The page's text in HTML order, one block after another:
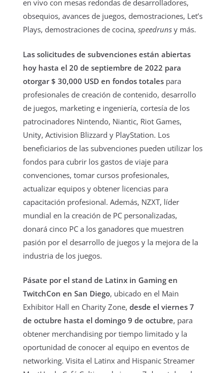
en vivo con mesas redondas de desarrolladores,
obsequios, avances de juegos, demostraciones, Let’s
Plays, demostraciones de cocina, speedruns y más.
Las solicitudes de subvenciones están abiertas
hoy hasta el 20 de septiembre de 2022 para
otorgar $ 30,000 USD en fondos totales para
profesionales de creación de contenido, desarrollo
de juegos, marketing e ingeniería, cortesía de los
patrocinadores Nintendo, Niantic, Riot Games,
Unity, Activision Blizzard y PlayStation. Los
beneficiarios de las subvenciones pueden utilizar los
fondos para cubrir los gastos de viaje para
convenciones, tomar cursos profesionales,
actualizar equipos y obtener licencias para
capacitación profesional. Además, NZXT, líder
mundial en la creación de PC personalizadas,
donará cinco PC a los ganadores que muestren
pasión por el desarrollo de juegos y la mejora de la
industria de los juegos.
Pásate por el stand de Latinx in Gaming en
TwitchCon en San Diego, ubicado en el Main
Exhibitor Hall en Charity Zone, desde el viernes 7
de octubre hasta el domingo 9 de octubre, para
obtener merchandising por tiempo limitado y la
oportunidad de conocer al equipo en eventos de
networking. Visita el Latinx and Hispanic Streamer